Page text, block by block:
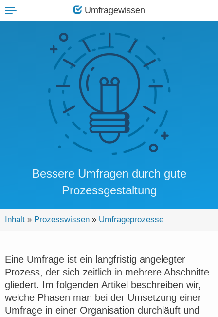
Toggle
Umfragewissen
Bessere Umfragen durch gute
Prozessgestaltung
Inhalt » Prozesswissen » Umfrageprozesse
Eine Umfrage ist ein langfristig angelegter
Prozess, der sich zeitlich in mehrere Abschnitte
gliedert. Im folgenden Artikel beschreiben wir,
welche Phasen man bei der Umsetzung einer
Umfrage in einer Organisation durchläuft und